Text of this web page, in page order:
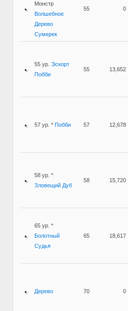
Монстр
Волшебное
Дерево
Сумерек
55 0
55 ур. Эскорт
Побби
55 13,652
57 ур. * Побби 57 12,678
58 ур. *
Зловещий Дуб
58 15,720
65 ур. *
Болотный
Судья
65 18,617
Дерево 70 0